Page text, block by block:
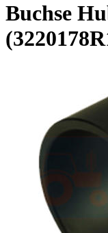
Buchse